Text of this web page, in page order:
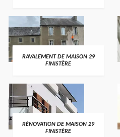
RAVALEMENT DE MAISON 29
FINISTÈRE
RÉNOVATION DE MAISON 29
FINISTÈRE